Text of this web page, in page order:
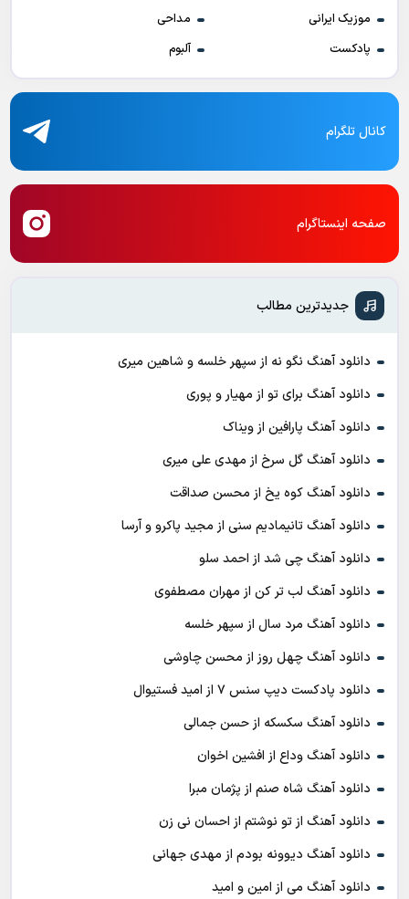
موزیک ایرانی
مداحی
پادکست
آلبوم
کانال تلگرام
صفحه اینستاگرام
جدیدترین مطالب
دانلود آهنگ نگو نه از سپهر خلسه و شاهین میری
دانلود آهنگ برای تو از مهیار و پوری
دانلود آهنگ پارافین از ویناک
دانلود آهنگ گل سرخ از مهدی علی میری
دانلود آهنگ کوه یخ از محسن صداقت
دانلود آهنگ تانیمادیم سنی از مجید پاکرو و آرسا
دانلود آهنگ چی شد از احمد سلو
دانلود آهنگ لب تر کن از مهران مصطفوی
دانلود آهنگ مرد سال از سپهر خلسه
دانلود آهنگ چهل روز از محسن چاوشی
دانلود پادکست ديپ سنس ۷ از اميد فستيوال
دانلود آهنگ سکسکه از حسن جمالی
دانلود آهنگ وداع از افشين اخوان
دانلود آهنگ شاه صنم از پژمان مبرا
دانلود آهنگ از تو نوشتم از احسان نی زن
دانلود آهنگ دیوونه بودم از مهدی جهانی
دانلود آهنگ می از امین و امید